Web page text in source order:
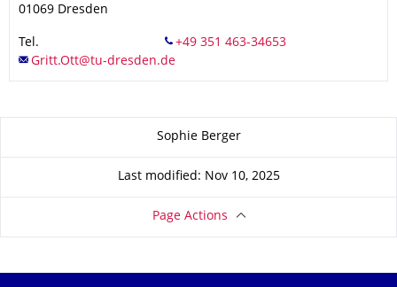
01069 Dresden
Tel.
Sophie Berger
Last modified: Nov 10, 2025
Page Actions